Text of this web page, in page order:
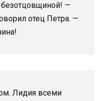
безотцовщиной! —
отец Петра. —
Лидия всеми